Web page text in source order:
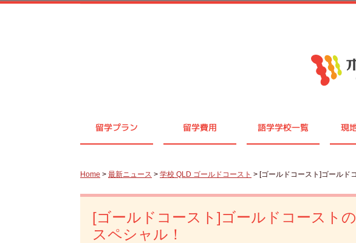
留学プラン 留学費用 語学学校一覧 現
Home > 最新ニュース > 学校 QLD ゴールドコースト > [ゴールドコースト]ゴールド
[ゴールドコースト]ゴールドコースト
スペシャル！